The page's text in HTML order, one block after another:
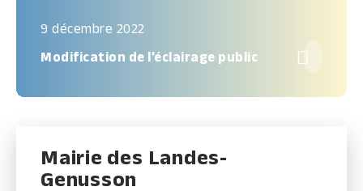
9 décembre 2022
Modification de l’éclairage public

Mairie des Landes-
Genusson